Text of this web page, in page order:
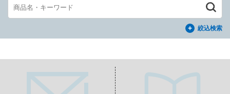
絞込検索